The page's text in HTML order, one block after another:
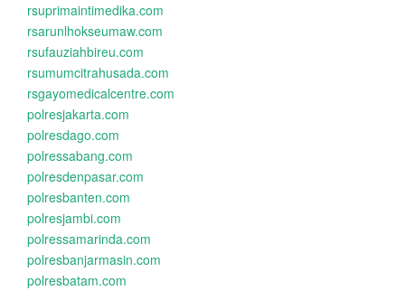
rsuprimaintimedika.com
rsarunlhokseumaw.com
rsufauziahbireu.com
rsumumcitrahusada.com
rsgayomedicalcentre.com
polresjakarta.com
polresdago.com
polressabang.com
polresdenpasar.com
polresbanten.com
polresjambi.com
polressamarinda.com
polresbanjarmasin.com
polresbatam.com